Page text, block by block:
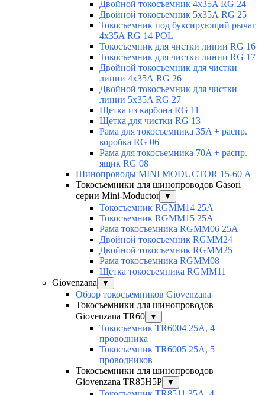
Двойной токосъемник 4x35A RG 24
Двойной токосъемник 5х35А RG 25
Токосъемник под буксирующий рычаг
4x35A RG 14 POL
Токосъемник для чистки линии RG 16
Токосъемник для чистки линии RG 17
Двойной токосъемник для чистки
линии 4х35А RG 26
Двойной токосъемник для чистки
линии 5x35A RG 27
Щетка из карбона RG 11
Щетка для чистки RG 13
Рама для токосъемника 35A + распр.
коробка RG 06
Рама для токосъемника 70A + распр.
ящик RG 08
Шинопроводы MINI MODUCTOR 15-60 А
Токосъемники для шинопроводов Gasori
серии Mini-Moductor
▼
Токосъемник RGMM14 25А
Токосъемник RGMM15 25А
Рама токосъемника RGMM06 25А
Двойной токосъемник RGMM24
Двойной токосъемник RGMM25
Рама токосъемника RGMM08
Щетка токосъемника RGMM11
Giovenzana
▼
Обзор токосъемников Giovenzana
Токосъемники для шинопроводов
Giovenzana TR60
▼
Токосъемник TR6004 25A, 4
проводника
Токосъемник TR6005 25A, 5
проводников
Токосъемники для шинопроводов
Giovenzana TR85H5P
▼